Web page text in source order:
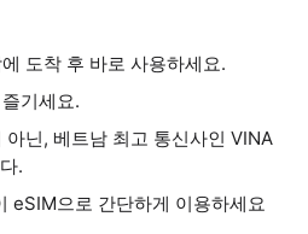
도착 후 바로 사용하세요.
기세요.
닌, 베트남 최고 통신사인 VINA
.
eSIM으로 간단하게 이용하세요